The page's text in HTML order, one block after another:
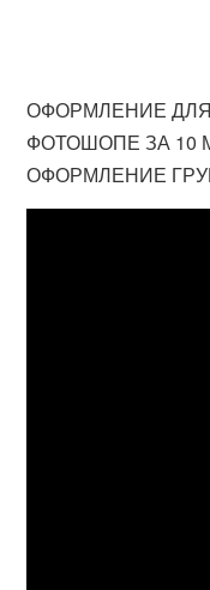
ОФОРМЛЕНИЕ
ФОТОШОПЕ ЗА 10
ОФОРМЛЕНИЕ